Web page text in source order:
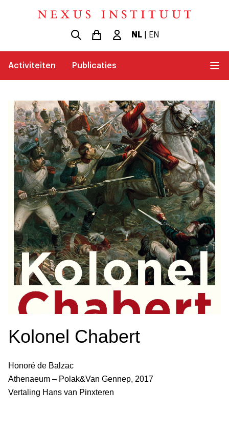
NL| EN
Activiteiten Publicaties
Kolonel Chabert
Honoré de Balzac
Athenaeum – Polak&Van Gennep, 2017
Vertaling Hans van Pinxteren